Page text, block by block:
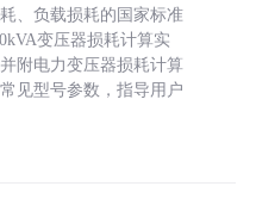
、负载损耗的国家标准
变压器损耗计算实
附电力变压器损耗计算
见型号参数，指导用户